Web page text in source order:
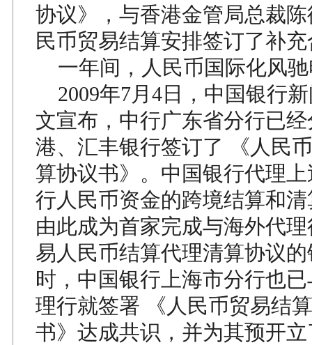
协议》，与香港金管局总裁
民币贸易结算安排签订了补
一年间，人民币国际化风驰
2009年7月4日，中国银行
文宣布，中行广东省分行已
港、汇丰银行签订了 《人民
算协议书》。中国银行代理
行人民币资金的跨境结算和
由此成为首家完成与海外代
易人民币结算代理清算协议
时，中国银行上海市分行也
理行就签署 《人民币贸易结
书》达成共识，并为其预开